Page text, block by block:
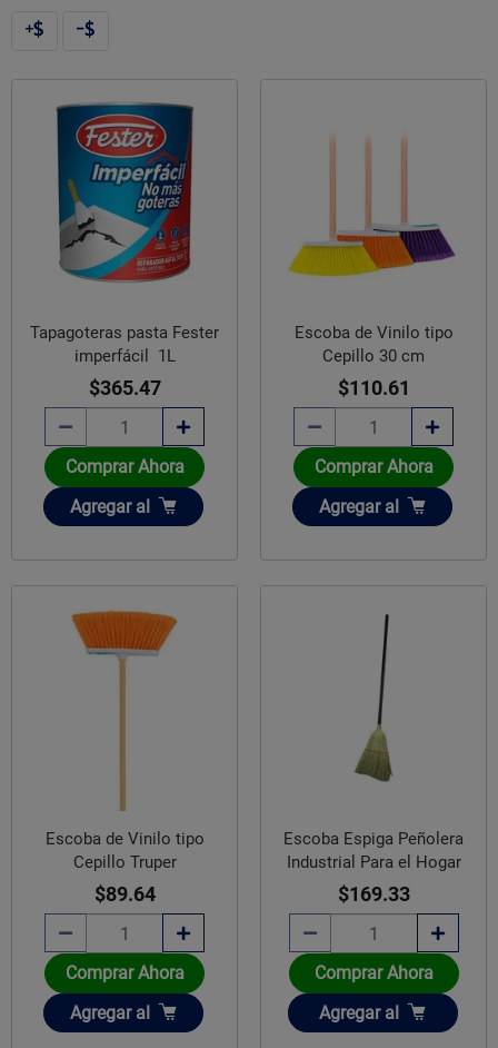
Tapagoteras pasta Fester
imperfácil 1L
$365.47
Comprar Ahora
Añadir
Agregar al
Escoba de Vinilo tipo
Cepillo 30 cm
$110.61
Comprar Ahora
Añadir
Agregar al
Escoba de Vinilo tipo
Cepillo Truper
$89.64
Comprar Ahora
Añadir
Agregar al
Escoba Espiga Peñolera
Industrial Para el Hogar
$169.33
Comprar Ahora
Añadir
Agregar al